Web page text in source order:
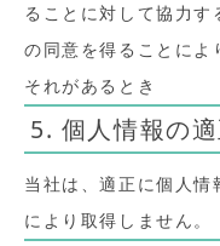
ることに対して協力
の同意を得ることによ
それがあるとき
5. 個人情報の
当社は、適正に個人
により取得しません。